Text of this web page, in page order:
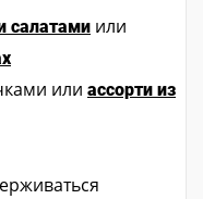
салатами или
или ассорти из